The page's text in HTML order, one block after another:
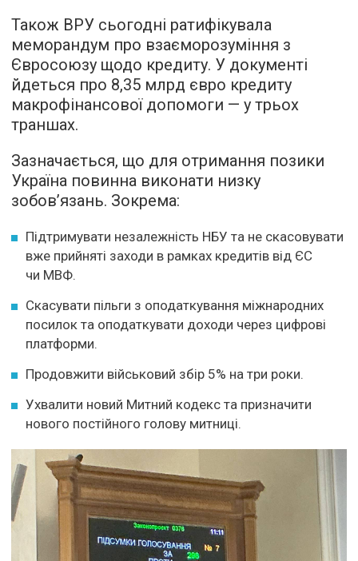
Також ВРУ сьогодні ратифікувала
меморандум про взаєморозуміння з
Євросоюзу щодо кредиту. У документі
йдеться про 8,35 млрд євро кредиту
макрофінансової допомоги — у трьох
траншах.
Зазначається, що для отримання позики
Україна повинна виконати низку
зобов’язань. Зокрема:
Підтримувати незалежність НБУ та не скасовувати
вже прийняті заходи в рамках кредитів від ЄС
чи МВФ.
Скасувати пільги з оподаткування міжнародних
посилок та оподаткувати доходи через цифрові
платформи.
Продовжити військовий збір 5% на три роки.
Ухвалити новий Митний кодекс та призначити
нового постійного голову митниці.